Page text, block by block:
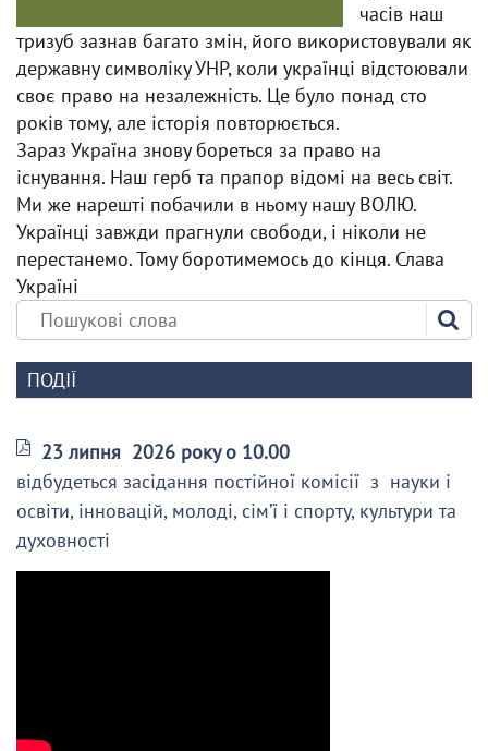
часів наш
тризуб зазнав багато змін, його використовували як
державну символіку УНР, коли українці відстоювали
своє право на незалежність. Це було понад сто
років тому, але історія повторюється.
Зараз Україна знову бореться за право на
існування. Наш герб та прапор відомі на весь світ.
Ми же нарешті побачили в ньому нашу ВОЛЮ.
Українці завжди прагнули свободи, і ніколи не
перестанемо. Тому боротимемось до кінця. Слава
Україні
ПОДІЇ
23 липня 2026 року о 10.00
відбудеться засідання постійної комісії з науки і
освіти, інновацій, молоді, сім’ї і спорту, культури та
духовності